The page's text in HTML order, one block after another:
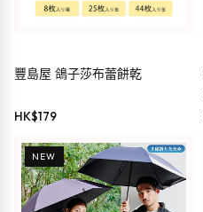
豐島屋 鴿子莎布蕾餅乾
HK$179
NEW